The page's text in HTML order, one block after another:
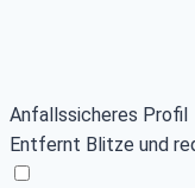
Anfallssicheres Profil
Entfernt Blitze und